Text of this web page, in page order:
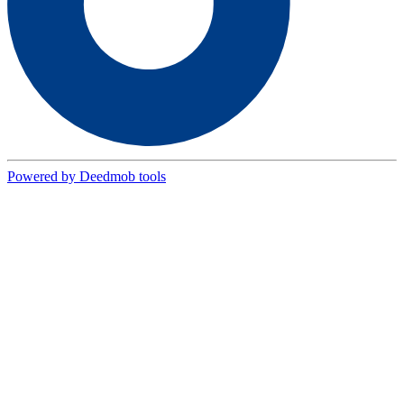
Powered by Deedmob tools